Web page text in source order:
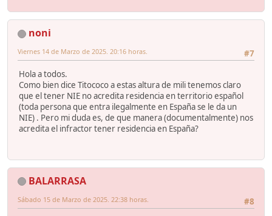
noni
#7
Viernes 14 de Marzo de 2025. 20:16 horas.
Hola a todos.
Como bien dice Titococo a estas altura de mili tenemos claro
que el tener NIE no acredita residencia en territorio español
(toda persona que entra ilegalmente en España se le da un
NIE) . Pero mi duda es, de que manera (documentalmente) nos
acredita el infractor tener residencia en España?
BALARRASA
#8
Sábado 15 de Marzo de 2025. 22:38 horas.